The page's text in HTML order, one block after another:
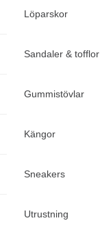
Löparskor
Sandaler & tofflor
Gummistövlar
Kängor
Sneakers
Utrustning